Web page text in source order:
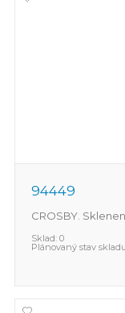
94449
CROSBY.
Sklad: 0
Plánovaný stav